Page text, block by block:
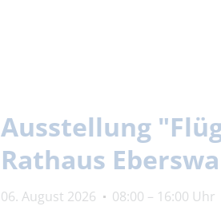
Ausstellung
Rathaus
06. August 2026 08:00 – 16:00 Uhr